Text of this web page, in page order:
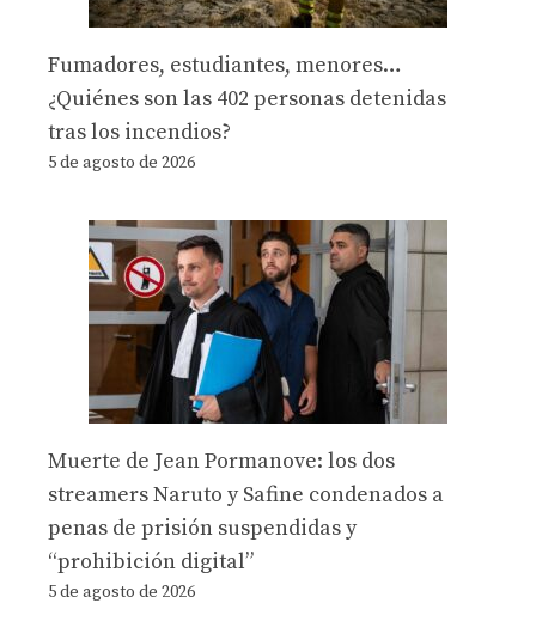
Fumadores, estudiantes, menores…
¿Quiénes son las 402 personas detenidas
tras los incendios?
5 de agosto de 2026
Muerte de Jean Pormanove: los dos
streamers Naruto y Safine condenados a
penas de prisión suspendidas y
“prohibición digital”
5 de agosto de 2026